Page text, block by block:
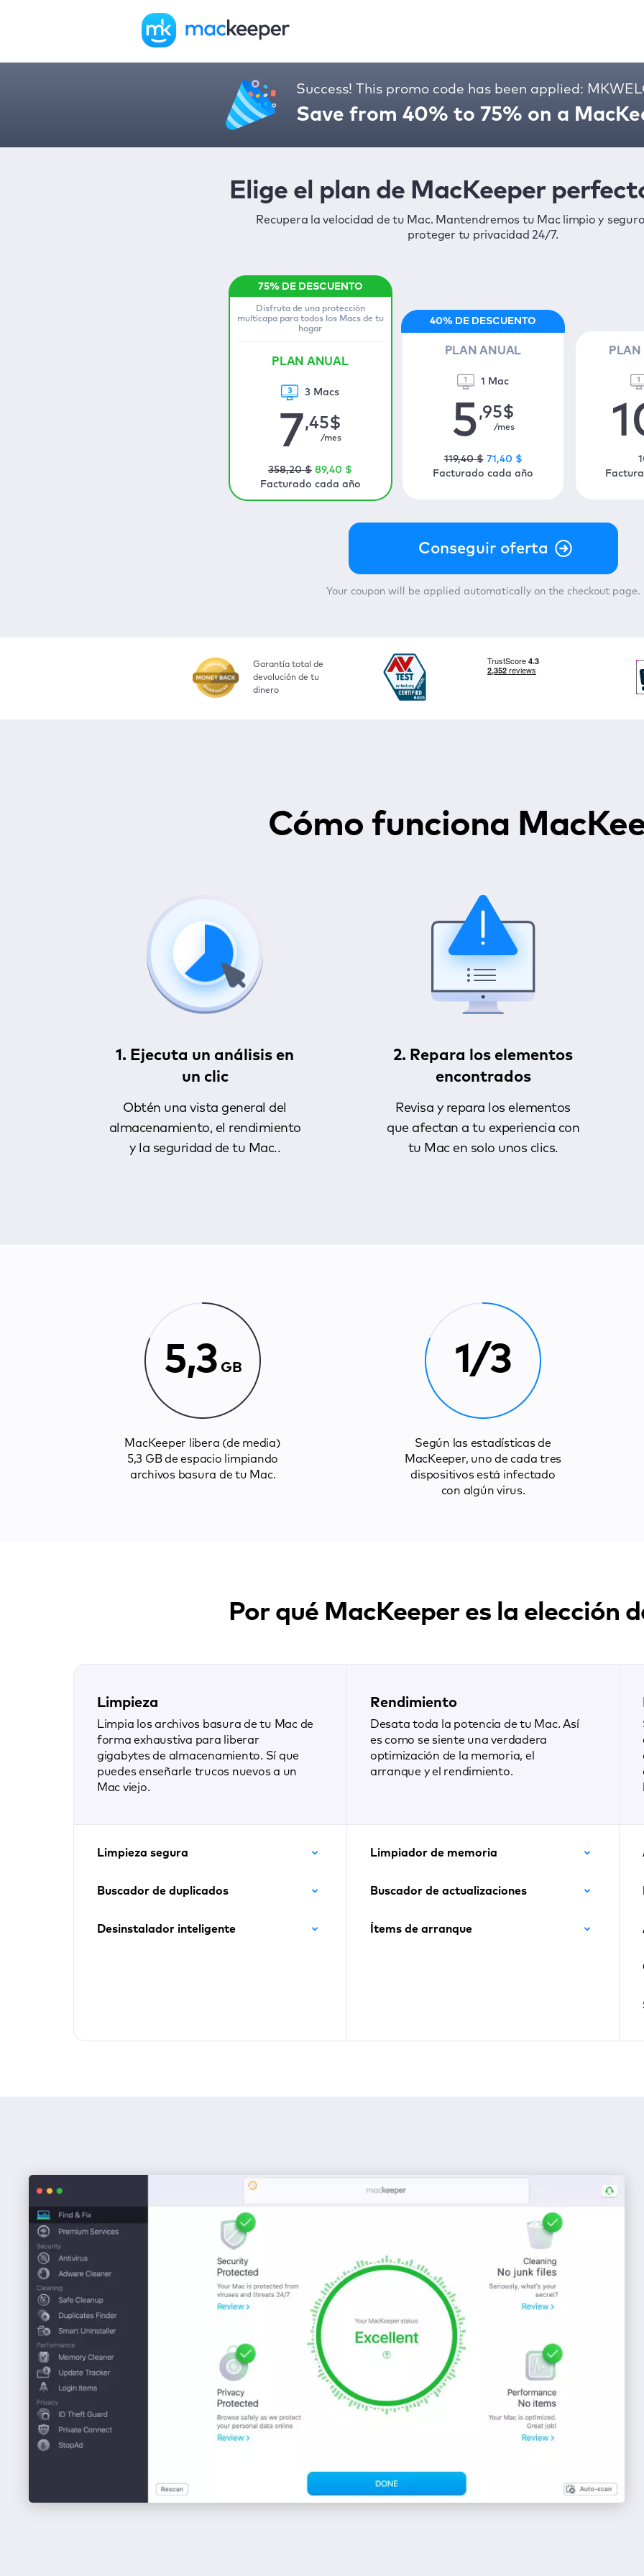
Success! This promo code has been applied:
Save from 40% to 75% on a
Elige el plan de MacKeeper
Recupera la velocidad de tu Mac. Mantendremos tu Mac limpio y
proteger tu privacidad 24/7.
Disfruta de una protección
multicapa para todos los Macs de tu
hogar
PLAN ANUAL
3 Macs
7,45$
/mes
358,20 $ 89,40 $
Facturado cada año
PLAN ANUAL
1 Mac
5,95$
/mes
119,40 $ 71 ,40 $
Facturado cada año
Your coupon will be applied automatically on the checkout page.
Garantía total de
devolución de tu
dinero
Cómo funciona
1. Ejecuta un análisis en
un clic
Obtén una vista general del
almacenamiento, el rendimiento
y la seguridad de tu Mac..
2. Repara los elementos
encontrados
Revisa y repara los elementos
que afectan a tu experiencia con
tu Mac en solo unos clics.
5,3 GB
MacKeeper libera (de media)
5,3 GB de espacio limpiando
archivos basura de tu Mac.
1/3
Según las estadísticas de
MacKeeper, uno de cada tres
dispositivos está infectado
con algún virus.
Por qué MacKeeper es la elección
Limpieza
Limpia los archivos basura de tu Mac de
forma exhaustiva para liberar
gigabytes de almacenamiento. Sí que
puedes enseñarle trucos nuevos a un
Mac viejo.
Limpieza segura
Buscador de duplicados
Desinstalador inteligente
Rendimiento
Desata toda la potencia de tu Mac. Así
es como se siente una verdadera
optimización de la memoria, el
arranque y el rendimiento.
Limpiador de memoria
Buscador de actualizaciones
Ítems de arranque